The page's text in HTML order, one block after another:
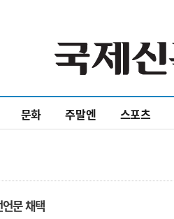
문화 주말엔 스포츠
문 채택